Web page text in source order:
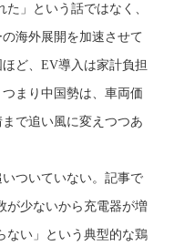
」という話ではなく、
海外展開を加速させて
ど、EV導入は家計負担
まり中国勢は、車両価
で追い風に変えつつあ
ついていない。記事で
が少ないから充電器が増
ない」という典型的な鶏